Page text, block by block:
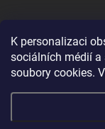
K personalizaci
sociálních médií a
soubory cookies.